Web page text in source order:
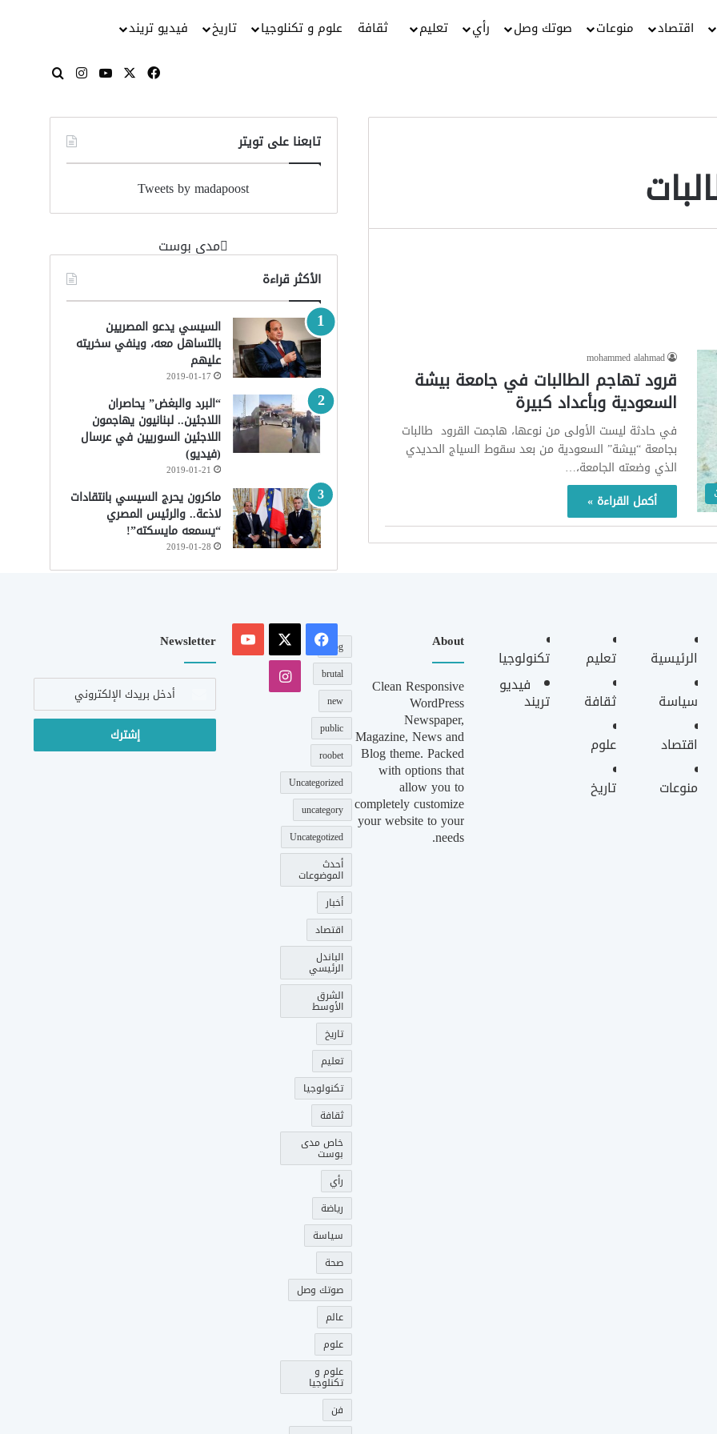
اقتصاد منوعات صوتك وصل رأي تعليم ثقافة علوم و تكنلوجيا تاريخ فيديو تريند
فيسبوك
‫X
‫YouTube
انستقرامبحث عن
mohammed alahmad
قرود تهاجم الطالبات في جامعة بيشة
السعودية وبأعداد كبيرة
في حادثة ليست الأولى من نوعها، هاجمت القرود طالبات
بجامعة “بيشة” السعودية من بعد سقوط السياج الحديدي
الذي وضعته الجامعة،…
أكمل القراءة »
تابعنا على تويتر
Tweets by madapoost
‏مدى بوست‏
الأكثر قراءة
السيسي يدعو المصريين
بالتساهل معه، وينفي سخريته
عليهم
2019-01-17
“البرد والبغض” يحاصران
اللاجئين.. لبنانيون يهاجمون
اللاجئين السوريين في عرسال
(فيديو)
2019-01-21
ماكرون يحرج السيسي بانتقادات
لاذعة.. والرئيس المصري
“يسمعه مايسكته”!
2019-01-28
الرئيسية
سياسة
اقتصاد
منوعات
تعليم
ثقافة
علوم
تاريخ
تكنولوجيا
فيديو
تريند
About
Clean Responsive
WordPress
Newspaper,
Magazine, News and
Blog theme. Packed
with options that
allow you to
completely customize
your website to your
needs.
blog
brutal
new
public
roobet
Uncategorized
uncategory
Uncategotized
أحدث
الموضوعات
أخبار
اقتصاد
الباندل
الرئيسي
الشرق
الأوسط
تاريخ
تعليم
تكنولوجيا
ثقافة
خاص مدى
بوست
رأي
رياضة
سياسة
صحة
صوتك وصل
عالم
علوم
علوم و
تكنلوجيا
فن
فيسبوك
‫X
‫YouTube
انستقرام
Newsletter
أدخل
الإلكتروني